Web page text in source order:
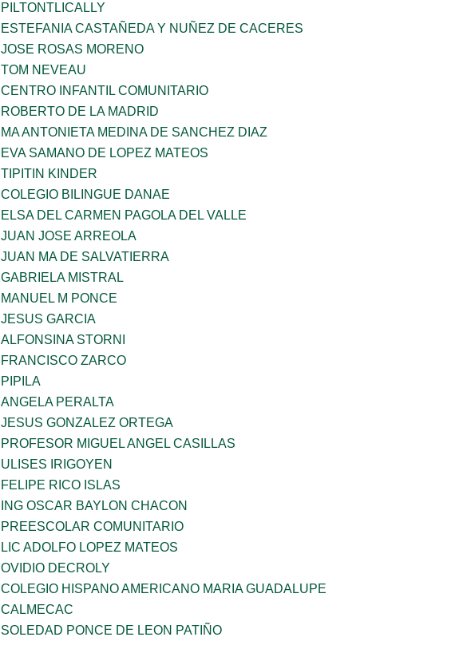
PILTONTLICALLY
ESTEFANIA CASTAÑEDA Y NUÑEZ DE CACERES
JOSE ROSAS MORENO
TOM NEVEAU
CENTRO INFANTIL COMUNITARIO
ROBERTO DE LA MADRID
MA ANTONIETA MEDINA DE SANCHEZ DIAZ
EVA SAMANO DE LOPEZ MATEOS
TIPITIN KINDER
COLEGIO BILINGUE DANAE
ELSA DEL CARMEN PAGOLA DEL VALLE
JUAN JOSE ARREOLA
JUAN MA DE SALVATIERRA
GABRIELA MISTRAL
MANUEL M PONCE
JESUS GARCIA
ALFONSINA STORNI
FRANCISCO ZARCO
PIPILA
ANGELA PERALTA
JESUS GONZALEZ ORTEGA
PROFESOR MIGUEL ANGEL CASILLAS
ULISES IRIGOYEN
FELIPE RICO ISLAS
ING OSCAR BAYLON CHACON
PREESCOLAR COMUNITARIO
LIC ADOLFO LOPEZ MATEOS
OVIDIO DECROLY
COLEGIO HISPANO AMERICANO MARIA GUADALUPE
CALMECAC
SOLEDAD PONCE DE LEON PATIÑO